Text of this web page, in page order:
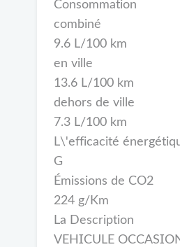
Consommation
combiné
9.6 L/100 km
en ville
13.6 L/100 km
dehors de ville
7.3 L/100 km
L\'efficacité
G
Émissions de CO2
224 g/Km
La Description
VEHICULE